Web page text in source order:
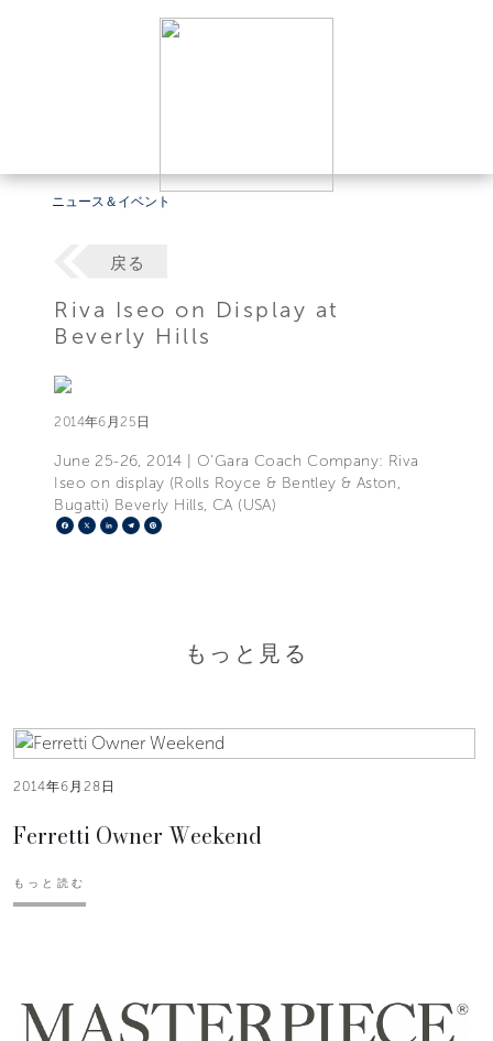
ニュース＆イベント
戻る
Riva Iseo on Display at
Beverly Hills
2014年6月25日
June 25-26, 2014 | O'Gara Coach Company: Riva
Iseo on display (Rolls Royce & Bentley & Aston,
Bugatti) Beverly Hills, CA (USA)
Facebook
X LinkedIn
Telegram
もっと見る
2014年6月28日
Ferretti Owner Weekend
もっと読む